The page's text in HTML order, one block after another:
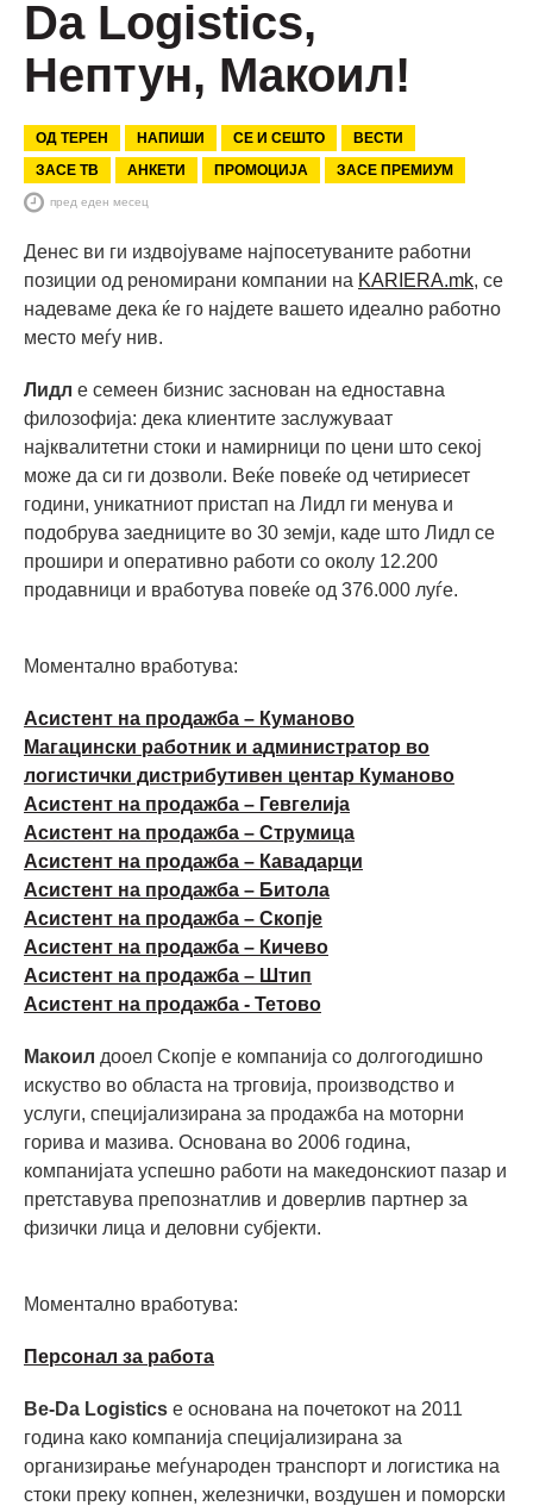
Da Logistics,
Нептун, Макоил!
ОД ТЕРЕН НАПИШИ СЕ И СЕШТО
ВЕСТИ
ЗАСЕ ТВ
АНКЕТИ ПРОМОЦИЈА ЗАСЕ ПРЕМИУМ
пред еден месец
Денес ви ги издвојуваме најпосетуваните работни
позиции од реномирани компании на KARIERA.mk, се
надеваме дека ќе го најдете вашето идеално работно
место меѓу нив.
Лидл е семеен бизнис заснован на едноставна
филозофија: дека клиентите заслужуваат
најквалитетни стоки и намирници по цени што секој
може да си ги дозволи. Веќе повеќе од четириесет
години, уникатниот пристап на Лидл ги менувa и
подобрувa заедниците во 30 земји, каде што Лидл се
прошири и оперативно работи со околу 12.200
продавници и вработува повеќе од 376.000 луѓе.
Моментално вработува:
Асистент на продажба – Куманово
Магацински работник и администратор во
логистички дистрибутивен центар Куманово
Асистент на продажба – Гевгелија
Асистент на продажба – Струмица
Асистент на продажба – Кавадарци
Асистент на продажба – Битола
Асистент на продажба – Скопје
Асистент на продажба – Кичево
Асистент на продажба – Штип
Асистент на продажба - Тетово
Макоил дооел Скопје е компанија со долгогодишно
искуство во областа на трговија, производство и
услуги, специјализирана за продажба на моторни
горива и мазива. Основана во 2006 година,
компанијата успешно работи на македонскиот пазар и
претставува препознатлив и доверлив партнер за
физички лица и деловни субјекти.
Моментално вработува:
Персонал за работа
Be-Da Logistics е основана на почетокот на 2011
година како компанија специјализирана за
организирање меѓународен транспорт и логистика на
стоки преку копнен, железнички, воздушен и поморски